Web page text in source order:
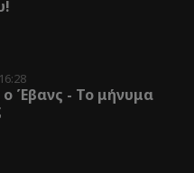
Έβανς - Το μήνυμα